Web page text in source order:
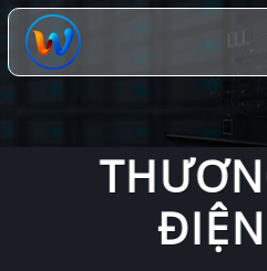
Chuyển
đến
dung